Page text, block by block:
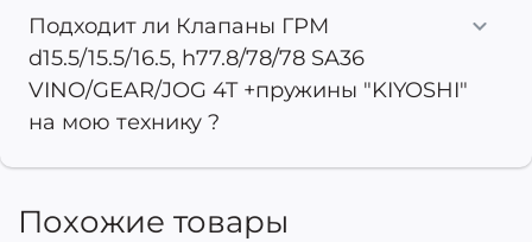
Подходит ли Клапаны ГРМ
d15.5/15.5/16.5, h77.8/78/78 SA36
VINO/GEAR/JOG 4T +пружины "KIYOSHI"
на мою технику ?
Похожие товары